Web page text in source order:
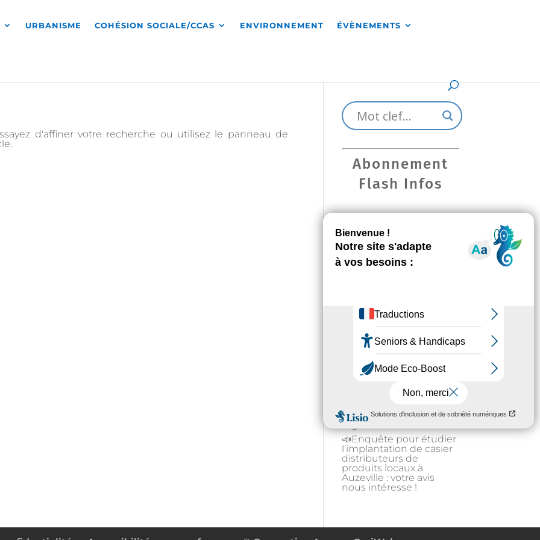
URBANISME COHÉSION SOCIALE/CCAS ENVIRONNEMENT ÉVÈNEMENTS
d'affiner votre recherche ou utilisez le panneau de
Abonnement
Flash Infos
Les derniers
zone sécurisée !
Occitanie en adoptant
les bons gestes
Gestion de l’eau : état
d’alerte hydrique pour
au frais et s’hydrater
régulièrement
📣Enquête pour étudier
l’implantation de casier
distributeurs de
produits locaux à
Auzeville : votre avis
nous intéresse !